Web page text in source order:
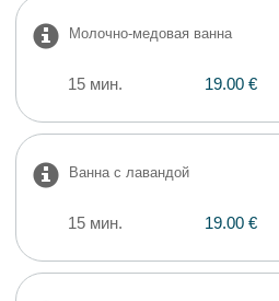
Молочно-медовая ванна
15 мин. 19.00 €
Ванна с лавандой
15 мин. 19.00 €